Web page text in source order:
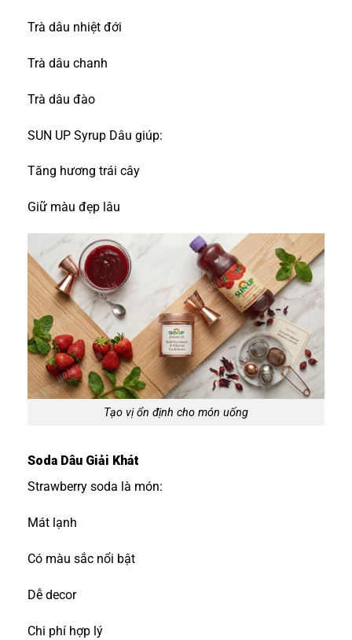
Trà dâu nhiệt đới
Trà dâu chanh
Trà dâu đào
SUN UP Syrup Dâu giúp:
Tăng hương trái cây
Giữ màu đẹp lâu
Tạo vị ổn định cho món uống
Soda Dâu Giải Khát
Strawberry soda là món:
Mát lạnh
Có màu sắc nổi bật
Dễ decor
Chi phí hợp lý